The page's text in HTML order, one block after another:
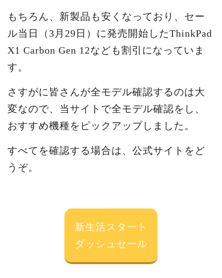
もちろん、新製品も安くなっており、セー
ル当日（3月29日）に発売開始したThinkPad
X1 Carbon Gen 12なども割引になっていま
す。
さすがに皆さんが全モデル確認するのは大
変なので、当サイトで全モデル確認をし、
おすすめ機種をピックアップしました。
すべてを確認する場合は、公式サイトをど
うぞ。
新生活スタート
ダッシュセール